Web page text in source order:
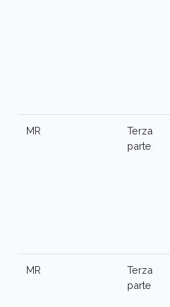
MR
Terza
parte
MR
Terza
parte